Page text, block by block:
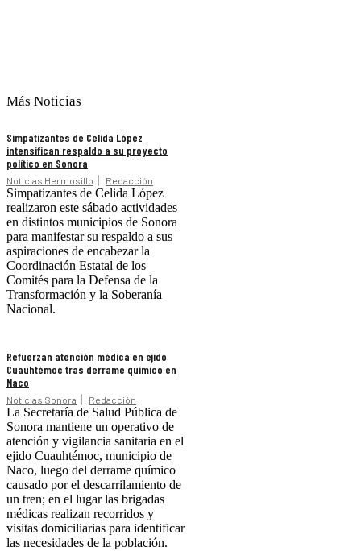
Más Noticias
Simpatizantes de Celida López
intensifican respaldo a su proyecto
político en Sonora
Noticias Hermosillo Redacción
Simpatizantes de Celida López
realizaron este sábado actividades
en distintos municipios de Sonora
para manifestar su respaldo a sus
aspiraciones de encabezar la
Coordinación Estatal de los
Comités para la Defensa de la
Transformación y la Soberanía
Nacional.
Refuerzan atención médica en ejido
Cuauhtémoc tras derrame químico en
Naco
Noticias Sonora Redacción
La Secretaría de Salud Pública de
Sonora mantiene un operativo de
atención y vigilancia sanitaria en el
ejido Cuauhtémoc, municipio de
Naco, luego del derrame químico
causado por el descarrilamiento de
un tren; en el lugar las brigadas
médicas realizan recorridos y
visitas domiciliarias para identificar
las necesidades de la población.